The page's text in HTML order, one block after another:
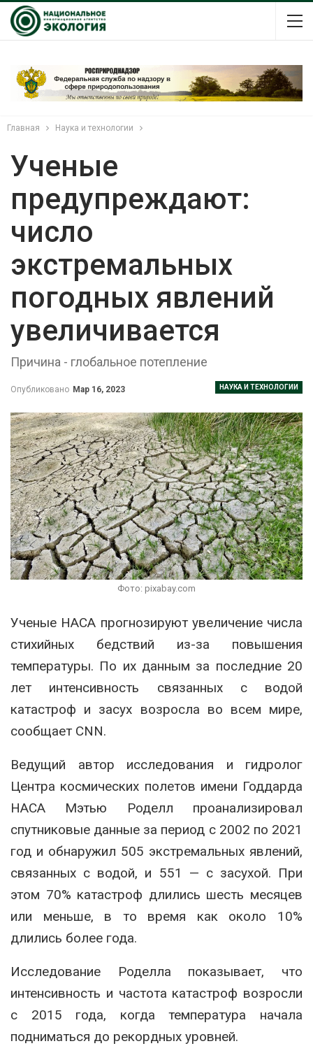
Главная Наука и технологии
Ученые
предупреждают:
число
экстремальных
погодных явлений
увеличивается
Причина - глобальное потепление
НАУКА И ТЕХНОЛОГИИ
Опубликовано Мар 16, 2023
Фото: pixabay.com
Ученые НАСА прогнозируют увеличение числа
стихийных бедствий из-за повышения
температуры. По их данным за последние 20
лет интенсивность связанных с водой
катастроф и засух возросла во всем мире,
сообщает CNN.
Ведущий автор исследования и гидролог
Центра космических полетов имени Годдарда
НАСА Мэтью Роделл проанализировал
спутниковые данные за период с 2002 по 2021
год и обнаружил 505 экстремальных явлений,
связанных с водой, и 551 — с засухой. При
этом 70% катастроф длились шесть месяцев
или меньше, в то время как около 10%
длились более года.
Исследование Роделла показывает, что
интенсивность и частота катастроф возросли
с 2015 года, когда температура начала
подниматься до рекордных уровней.